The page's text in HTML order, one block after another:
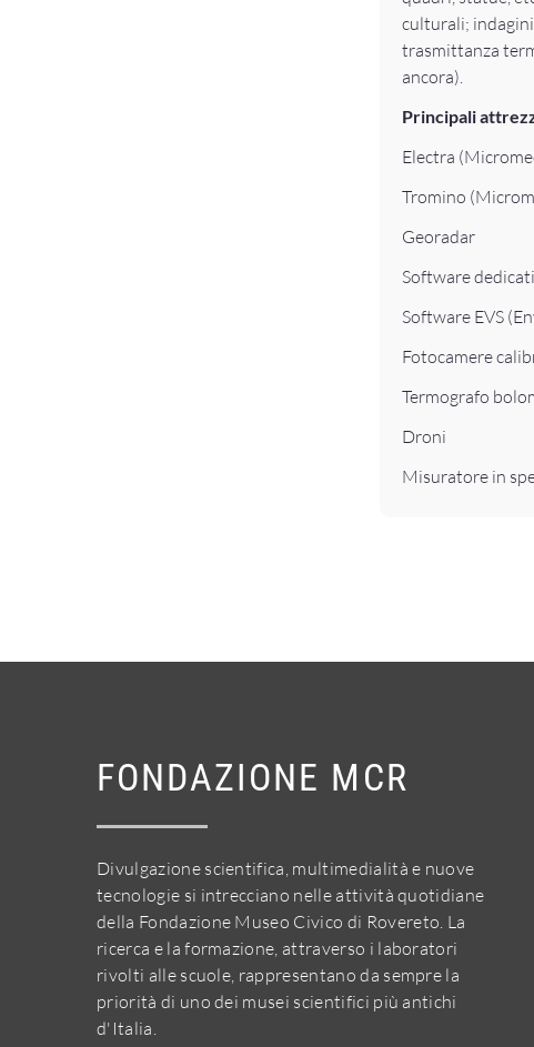
culturali;
trasmittanza
ancora).
Principali
Electra
Tromino
Georadar
Software
Software EVS
Fotocamere
Termografo
Droni
Misuratore in
FONDAZIONE MCR
Divulgazione scientifica, multimedialità e nuove
tecnologie si intrecciano nelle attività quotidiane
della Fondazione Museo Civico di Rovereto. La
ricerca e la formazione, attraverso i laboratori
rivolti alle scuole, rappresentano da sempre la
priorità di uno dei musei scientifici più antichi
d'Italia.